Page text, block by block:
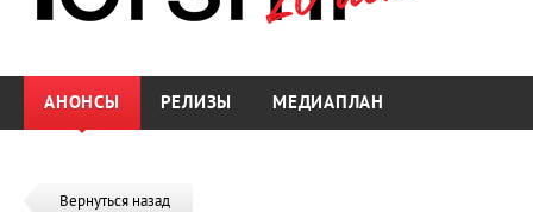
АНОНСЫ РЕЛИЗЫ МЕДИАПЛАН
Вернуться назад